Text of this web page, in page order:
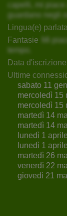
capelli, mi
guardano negli
Lingua(e)
Fantasie
Mi
tempo.
Data d'iscrizione
Ultime
sabato 11
mercoledì 15
mercoledì 15
martedì 14
martedì 14
lunedì 1
lunedì 1
martedì 26
venerdì 22
giovedì 21